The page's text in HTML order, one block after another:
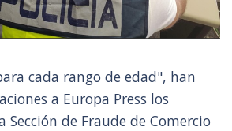
cada rango de edad", han
a Europa Press los
Sección de Fraude de Comercio